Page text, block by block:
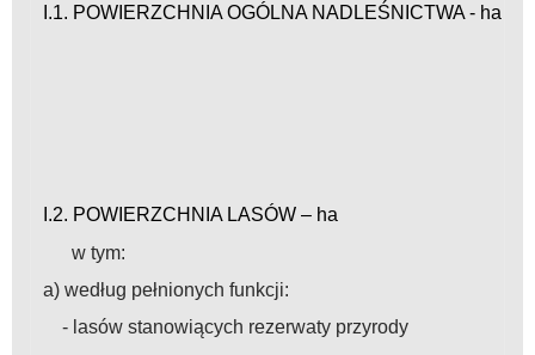
I.1. POWIERZCHNIA OGÓLNA NADLEŚNICTWA - ha
I.2. POWIERZCHNIA LASÓW – ha
w tym:
a) według pełnionych funkcji:
- lasów stanowiących rezerwaty przyrody